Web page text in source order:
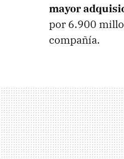
mayor
por 6.900
compañía.